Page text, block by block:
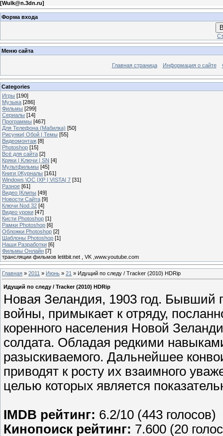
[Wulk@n.3dn.ru]
Форма входа
Меню сайта
Главная страница Информация о сайте
Categories
Игры [190]
Музыка [286]
Фильмы [299]
Сериалы [14]
Программы [467]
Для Телефона (Мабилка) [50]
Рисунки| Обой | Темы [55]
Видеомонтаж [8]
Photoshop [15]
Всё для сайта [2]
Кряки | Kлючи | SN [4]
Мультфильмы [45]
Книги |Журналы [161]
Windows \OC |XP | VISTA| 7 [31]
Разное [61]
Видео |Клипы [49]
Новости Сайта [9]
Ключи Nod 32 [4]
Видео уроки [47]
Кисти Photoshop [1]
Рамки Photoshop [6]
Обложки Photoshop [2]
Шаблоны Photoshop [1]
Наши Разработки [6]
Фильмы Онлайн [7]
трансляции фильмов letitbit.net , VK ,www.youtube.com
Главная » 2011 » Июнь » 21 » Идущий по следу / Tracker (2010) HDRip
Идущий по следу / Tracker (2010) HDRip
Новая Зеландия, 1903 год. Бывший
войны, примыкает к отряду,
коренного населения Новой
солдата. Обладая редкими
разыскиваемого. Дальнейшее
приводят к росту их взаимного
целью которых является
IMDB рейтинг: 6.2/10 (443 голосов)
Кинопоиск рейтинг: 7.600 (20